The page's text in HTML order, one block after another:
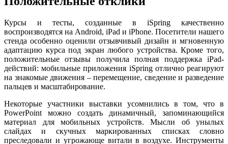
Курсы и тесты, созданные в iSpring качественно
воспроизводятся на Android, iPad и iPhone. Посетители нашего
стенда особенно оценили отзывчивый дизайн и мгновенную
адаптацию курса под экран любого устройства. Кроме того,
положительные отзывы получила полная поддержка iPad-
действий: мобильные приложения iSpring отлично реагируют
на знакомые движения – перемещение, сведение и разведение
пальцев и масштабирование.
Некоторые участники выставки усомнились в том, что в
PowerPoint можно создать динамичный, запоминающийся
материал для мобильных устройств. Мысли об унылых
слайдах и скучных маркированных списках словно
преследовали и угрожающе витали в воздухе. Инструменты